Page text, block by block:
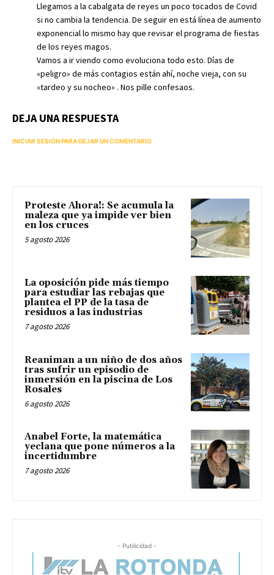
Llegamos a la cabalgata de reyes un poco tocados de Covid
si no cambia la tendencia. De seguir en está línea de aumento
exponencial lo mismo hay que revisar el programa de fiestas
de los reyes magos.
Vamos a ir viendo como evoluciona todo esto. Días de
«peligro» de más contagios están ahí, noche vieja, con su
«tardeo y su nocheo» . Nos pille confesaos.
DEJA UNA RESPUESTA
INICIAR SESIÓN PARA DEJAR UN COMENTARIO
Proteste Ahora!: Se acumula la
maleza que ya impide ver bien
en los cruces
5 agosto 2026
La oposición pide más tiempo
para estudiar las rebajas que
plantea el PP de la tasa de
residuos a las industrias
7 agosto 2026
Reaniman a un niño de dos años
tras sufrir un episodio de
inmersión en la piscina de Los
Rosales
6 agosto 2026
Anabel Forte, la matemática
yeclana que pone números a la
incertidumbre
7 agosto 2026
- Publicidad -